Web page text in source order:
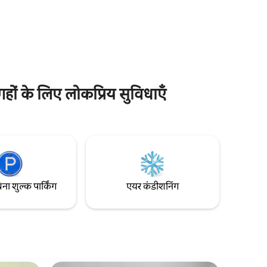
के लिए लोकप्रिय सुविधाएँ
शुल्क पार्किंग एयर कंडीशनिंग